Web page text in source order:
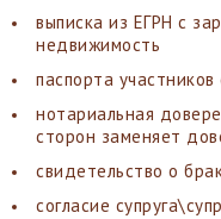
выписка из ЕГРН с
недвижимость
паспорта участников
нотариальная
сторон заменяет
свидетельство о
согласие